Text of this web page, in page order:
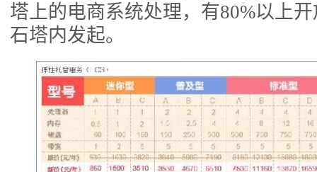
塔上的电商系统处理，有80%以上
石塔内发起。